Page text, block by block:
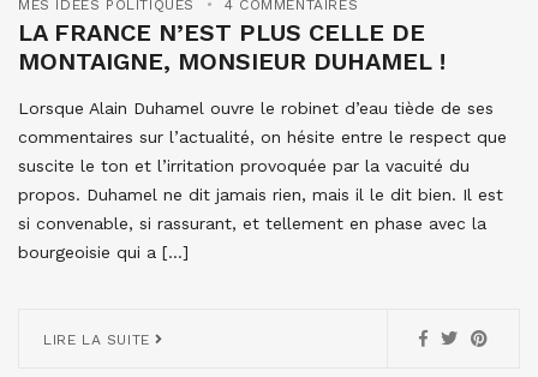
MES IDÉES POLITIQUES
4 COMMENTAIRES
LA FRANCE N’EST PLUS CELLE DE
MONTAIGNE, MONSIEUR DUHAMEL !
Lorsque Alain Duhamel ouvre le robinet d’eau tiède de ses
commentaires sur l’actualité, on hésite entre le respect que
suscite le ton et l’irritation provoquée par la vacuité du
propos. Duhamel ne dit jamais rien, mais il le dit bien. Il est
si convenable, si rassurant, et tellement en phase avec la
bourgeoisie qui a […]
LIRE LA SUITE